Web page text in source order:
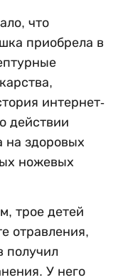
что
приобрела в
интернет-
действии
на здоровых
ножевых
трое детей
отравления,
получил
У него